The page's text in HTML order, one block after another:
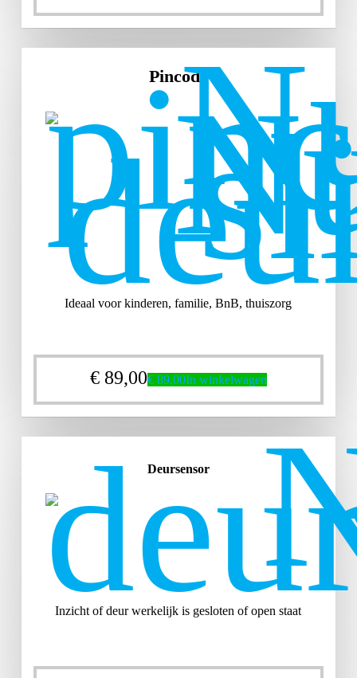
Pincode
Ideaal voor kinderen, familie, BnB, thuiszorg
€89,00€89,00In winkelwagen
Deursensor
Inzicht of deur werkelijk is gesloten of open staat